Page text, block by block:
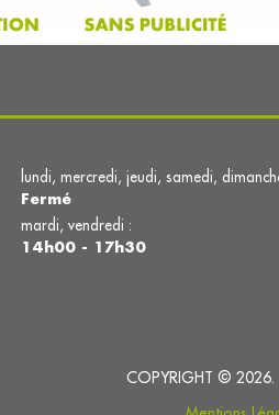
lundi, mercredi, jeudi, samedi,
Fermé
mardi, vendredi :
14h00 - 17h30
COPYRIGHT © 2026.